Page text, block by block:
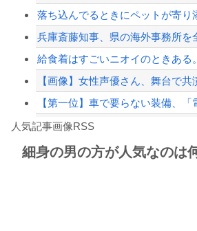
百合子「隣に座る貴女」【ミリマ
人気記事画像RSS
細身の男の方が人気なのは